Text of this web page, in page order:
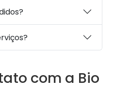
com a Bio